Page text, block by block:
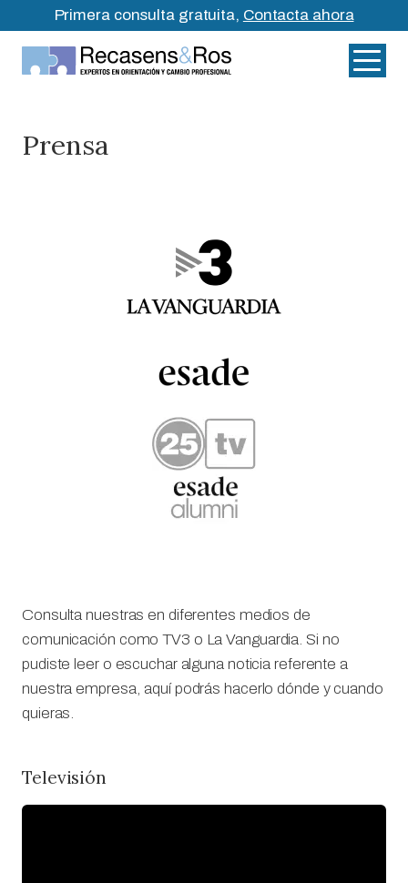
Primera consulta gratuita, Contacta ahora
Prensa
Consulta nuestras en diferentes medios de
comunicación como TV3 o La Vanguardia. Si no
pudiste leer o escuchar alguna noticia referente a
nuestra empresa, aquí podrás hacerlo dónde y cuando
quieras.
Televisión